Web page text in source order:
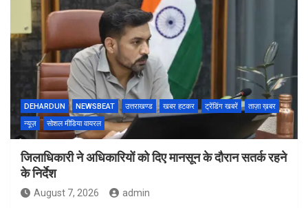
DEHARDUN NEWSBEAT उत्तराखण्ड खबर हटकर ट्रेंडिंग खबरें
ताज़ा ख़बर
न्यूज़
सोशल मीडिया वायरल
जिलाधिकारी ने अधिकारियों को दिए मानसून के दौरान सतर्क रहने
के निर्देश
August 7, 2026 admin